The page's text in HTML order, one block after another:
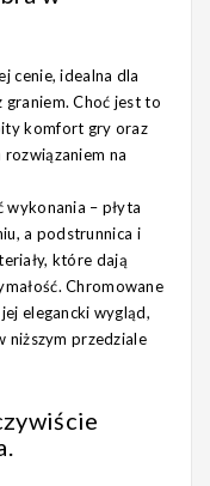
cenie, idealna dla
Choć jest to
komfort gry oraz
na
wykonania – płyta
a podstrunnica i
które dają
Chromowane
elegancki wygląd,
niższym przedziale